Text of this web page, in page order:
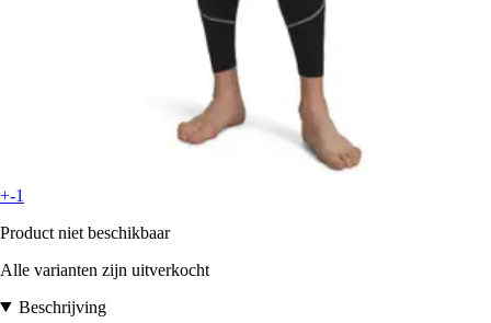
+-1
Product niet beschikbaar
Alle varianten zijn uitverkocht
Beschrijving